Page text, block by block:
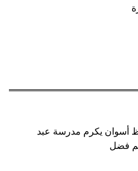
أسوان يكرم مدرسة عبد
فضل